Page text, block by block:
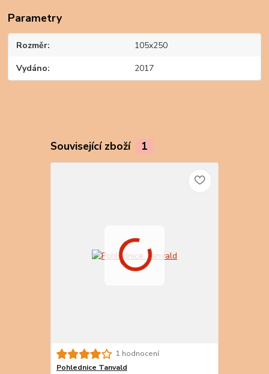
Parametry
Rozměr 105x250
Vydáno 2017
Související zboží 1
1 hodnocení
Pohlednice Tanvald